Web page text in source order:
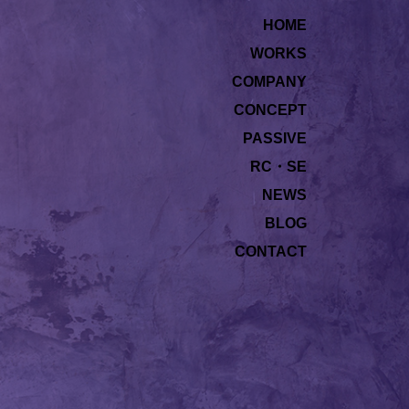
HOME
WORKS
COMPANY
CONCEPT
PASSIVE
RC・SE
NEWS
BLOG
CONTACT